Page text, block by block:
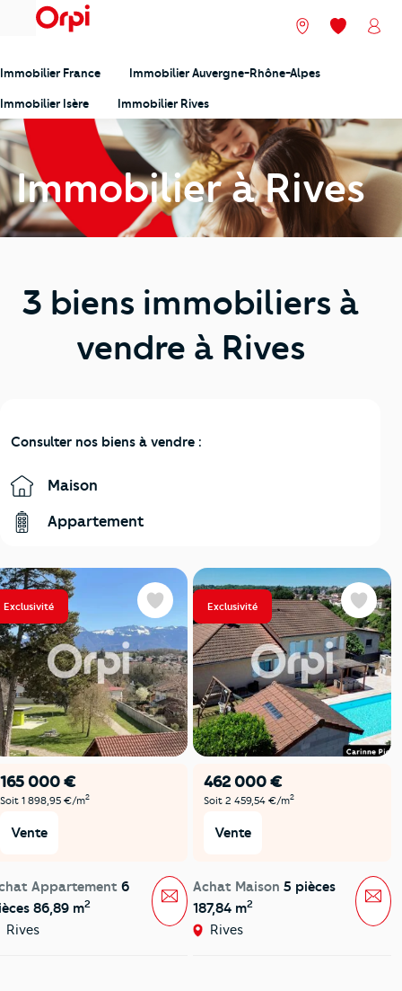
menu Nos agences
Mes
Immobilier France Immobilier Auvergne-Rhône-Alpes
Immobilier Isère Immobilier Rives
Immobilier à Rives
3 biens immobiliers à
vendre à Rives
Consulter nos biens à vendre :
Maison
Appartement
Exclusivité
165 000 €
Soit 1 898,95 €/m2
Vente
Appartement 6
86,89 m2
Rives
Favoris
Message
Exclusivité
462 000 €
Soit 2 459,54 €/m2
Vente
Achat Maison 5 pièces
187,84 m2
Rives
Favoris